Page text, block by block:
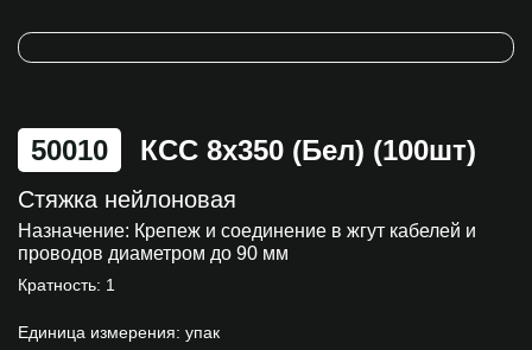
50010 КСС 8х350 (бел) (100шт)
Стяжка нейлоновая
Назначение: Крепеж и соединение в жгут кабелей и
проводов диаметром до 90 мм
Кратность: 1
Единица измерения: упак